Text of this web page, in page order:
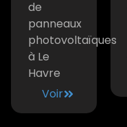
de
panneaux
photovoltaïques
à Le
Havre
Voir